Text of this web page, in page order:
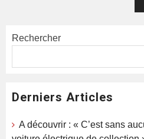
Rechercher
Derniers Articles
A découvrir : « C’est sans